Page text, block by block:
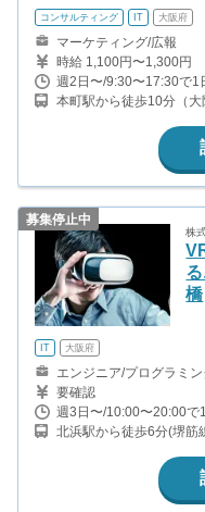
コンサルティング IT 大阪府
マーケティング/広報
時給 1,100円〜1,300円
週2日〜/9:30〜17:30で1
本町駅から徒歩10分（大
徒歩7分（大阪メトロ堺
募集停止中
株
橋
IT 大阪府
エンジニア/プログラミン
要確認
週3日〜/10:00〜20:00で
北浜駅から徒歩6分(堺筋
から徒歩11分(四つ橋線)